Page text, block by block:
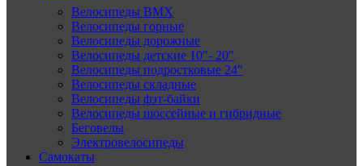
Велосипеды BMX
Велосипеды горные
Велосипеды дорожные
Велосипеды детские 10″- 20″
Велосипеды подростковые 24″
Велосипеды складные
Велосипеды фэт-байки
Велосипеды шоссейные и гибридные
Беговелы
Электровелосипеды
Самокаты